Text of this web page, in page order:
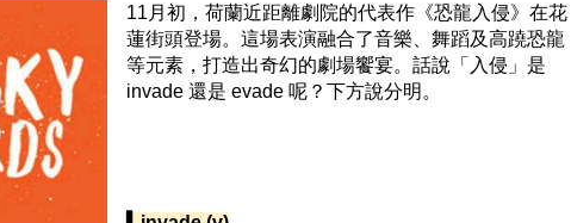
11月初，荷蘭近距離劇院的代表作《恐龍入侵》在花
蓮街頭登場。這場表演融合了音樂、舞蹈及高蹺恐龍
等元素，打造出奇幻的劇場饗宴。話說「入侵」是
invade 還是 evade 呢？下方說分明。